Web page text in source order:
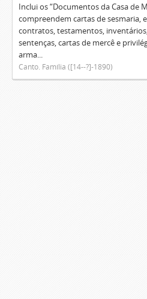
Inclui os “Documentos da Casa de
compreendem cartas de sesmaria,
contratos, testamentos,
sentenças, cartas de mercê e
arma...
Canto. Família ([14--?]-1890)